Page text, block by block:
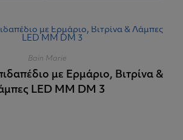
Bain Marie
με Ερμάριο, Βιτρίνα &
LED MM DM 3